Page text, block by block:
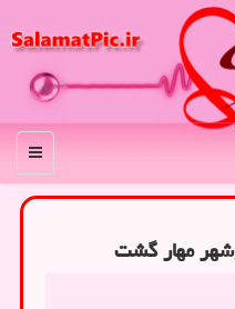
منو
مهار گشت